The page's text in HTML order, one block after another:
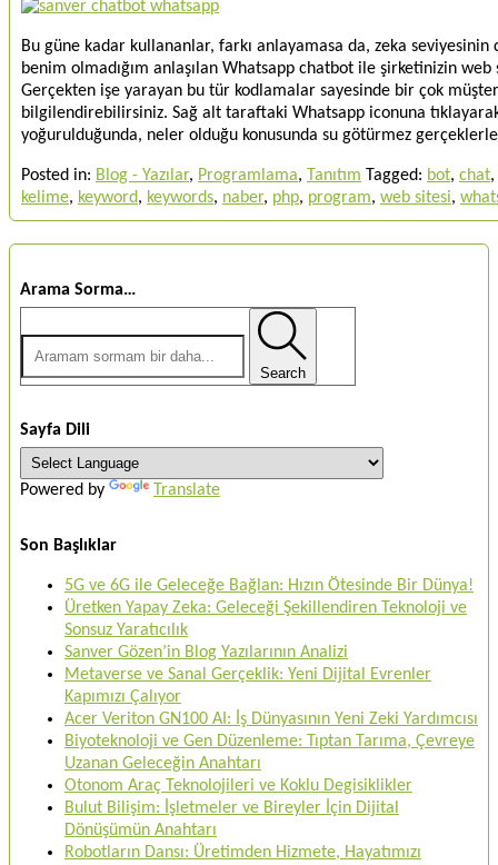
Bu güne kadar kullananlar, farkı anlayamasa da, zeka
benim olmadığım anlaşılan Whatsapp chatbot ile şirketinizin
Gerçekten işe yarayan bu tür kodlamalar sayesinde bir çok
bilgilendirebilirsiniz. Sağ alt taraftaki Whatsapp iconuna
yoğurulduğunda, neler olduğu konusunda su götürmez
Posted in: Blog - Yazılar, Programlama, Tanıtım Tagged: bot, chat,
kelime, keyword, keywords, naber, php, program, web sitesi,
Arama Sorma…
Search
Sayfa Dili
Powered by Translate
Son Başlıklar
5G ve 6G ile Geleceğe Bağlan: Hızın Ötesinde Bir Dünya!
Üretken Yapay Zeka: Geleceği Şekillendiren Teknoloji ve
Sonsuz Yaratıcılık
Sanver Gözen’in Blog Yazılarının Analizi
Metaverse ve Sanal Gerçeklik: Yeni Dijital Evrenler
Kapımızı Çalıyor
Acer Veriton GN100 AI: İş Dünyasının Yeni Zeki Yardımcısı
Biyoteknoloji ve Gen Düzenleme: Tıptan Tarıma, Çevreye
Uzanan Geleceğin Anahtarı
Otonom Araç Teknolojileri ve Koklu Degisiklikler
Bulut Bilişim: İşletmeler ve Bireyler İçin Dijital
Dönüşümün Anahtarı
Robotların Dansı: Üretimden Hizmete, Hayatımızı